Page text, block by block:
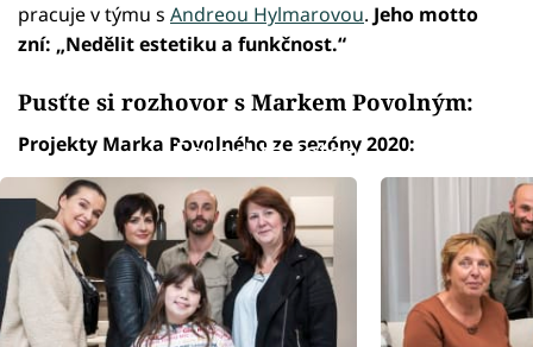
pracuje v týmu s Andreou Hylmarovou. Jeho motto
zní: „Nedělit estetiku a funkčnost.“
Pusťte si rozhovor s Markem Povolným:
Failed to fetch
Projekty Marka Povolného ze sezóny 2020: